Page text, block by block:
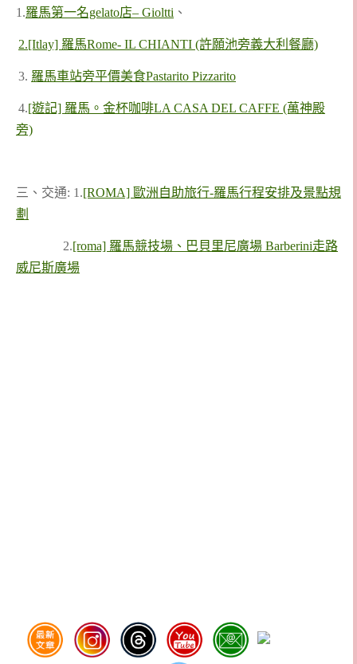
1.羅馬第一名gelato店– Gioltti 、
2.[Itlay] 羅馬Rome- IL CHIANTI (許願池旁義大利餐廳)
3. 羅馬車站旁平價美食Pastarito Pizzarito
4.[遊記] 羅馬。金杯咖啡LA CASA DEL CAFFE (萬神殿
旁)
三、交通: 1.[ROMA] 歐洲自助旅行-羅馬行程安排及景點規
劃
2.[roma] 羅馬競技場、巴貝里尼廣場 Barberini走路
威尼斯廣場